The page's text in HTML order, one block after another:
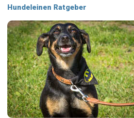
Hundeleinen Ratgeber